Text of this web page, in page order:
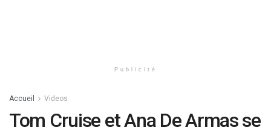
Publicité
Accueil Videos
Tom Cruise et Ana De Armas se